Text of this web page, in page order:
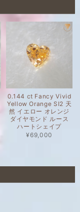
0.144 ct Fancy Vivid
Yellow Orange SI2 天
然 イエロー オレンジ
ダイヤモンド ルース
ハートシェイプ
¥69,000